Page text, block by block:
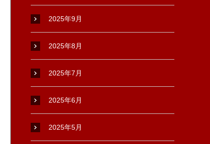
2025年9月
2025年8月
2025年7月
2025年6月
2025年5月